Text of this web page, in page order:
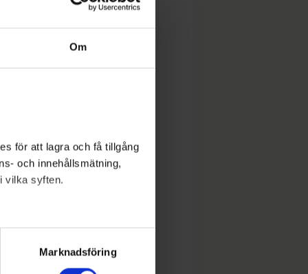
Om
för att lagra och få tillgång
och innehållsmätning,
vilka syften.
meter
Marknadsföring